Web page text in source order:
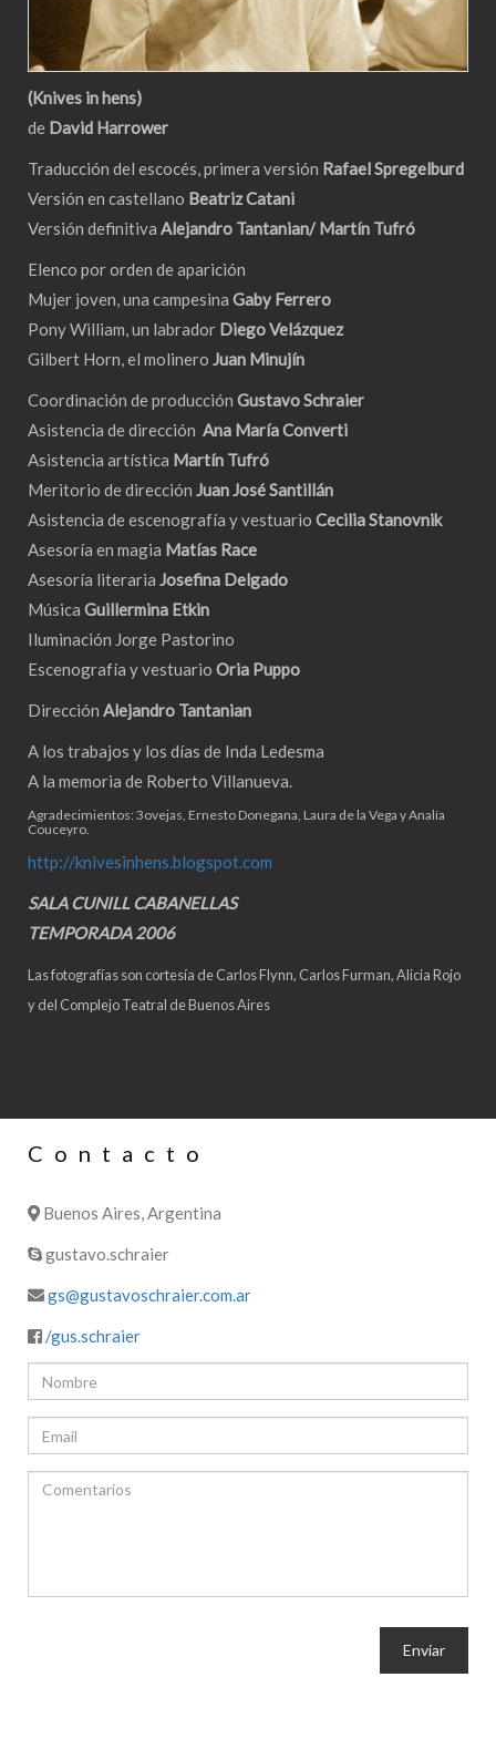
(Knives in hens)
de David Harrower
Traducción del escocés, primera versión Rafael Spregelburd
Versión en castellano Beatriz Catani
Versión definitiva Alejandro Tantanian/ Martín Tufró
Elenco por orden de aparición
Mujer joven, una campesina Gaby Ferrero
Pony William, un labrador Diego Velázquez
Gilbert Horn, el molinero Juan Minujín
Coordinación de producción Gustavo Schraier
Asistencia de dirección Ana María Converti
Asistencia artística Martín Tufró
Meritorio de dirección Juan José Santillán
Asistencia de escenografía y vestuario Cecilia Stanovnik
Asesoría en magia Matías Race
Asesoría literaria Josefina Delgado
Música Guillermina Etkin
Iluminación Jorge Pastorino
Escenografía y vestuario Oria Puppo
Dirección Alejandro Tantanian
A los trabajos y los días de Inda Ledesma
A la memoria de Roberto Villanueva.
Agradecimientos: 3ovejas, Ernesto Donegana, Laura de la Vega y Analía
Couceyro.
http://knivesinhens.blogspot.com
SALA CUNILL CABANELLAS
TEMPORADA 2006
Las fotografías son cortesía de Carlos Flynn, Carlos Furman, Alicia Rojo
y del Complejo Teatral de Buenos Aires
Contacto
Buenos Aires, Argentina
gustavo.schraier
gs@gustavoschraier.com.ar
/gus.schraier
Enviar